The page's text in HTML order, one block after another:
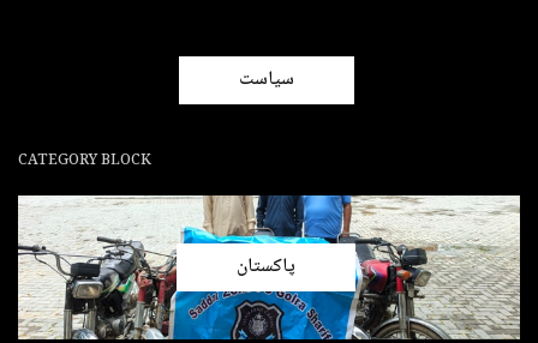
سیاست
CATEGORY BLOCK
پاکستان